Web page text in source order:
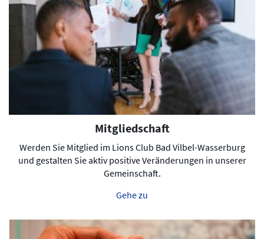
Mitgliedschaft
Werden Sie Mitglied im Lions Club Bad Vilbel-Wasserburg
und gestalten Sie aktiv positive Veränderungen in unserer
Gemeinschaft.
Gehe zu